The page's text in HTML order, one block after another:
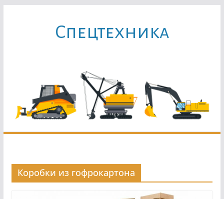
содержимомуCпецтехника
Коробки из гофрокартона